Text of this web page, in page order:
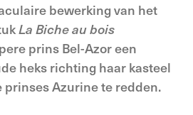
bewerking van het
La Biche au bois
prins Bel-Azor een
heks richting haar kasteel
prinses Azurine te redden.